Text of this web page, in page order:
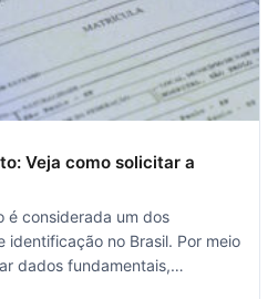
Veja como solicitar a
é considerada um dos
identificação no Brasil. Por meio
dados fundamentais,…